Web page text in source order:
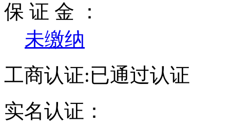
保 证 金 ：
未缴纳
工商认证:已通过认证
实名认证：